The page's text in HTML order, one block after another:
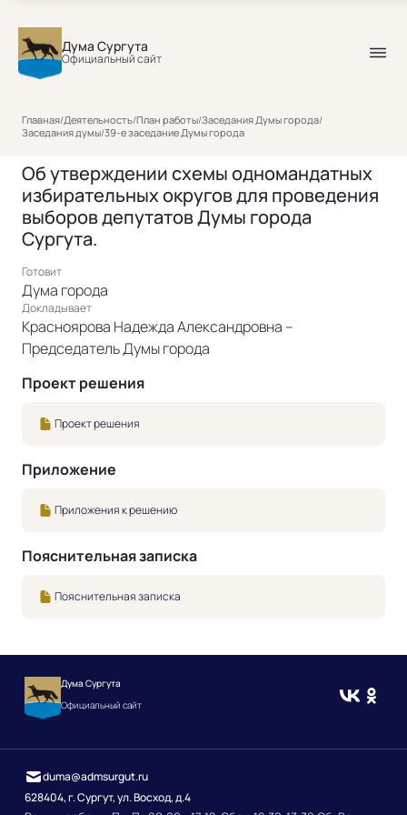
Дума Сургута
Официальный сайт
Главная/Деятельность/План работы/Заседания Думы города/
Заседания думы/39-е заседание Думы города
Об утверждении схемы одномандатных
избирательных округов для проведения
выборов депутатов Думы города
Сургута.
Готовит
Дума города
Докладывает
Красноярова Надежда Александровна –
Председатель Думы города
Проект решения
Проект решения
Приложение
Приложения к решению
Пояснительная записка
Пояснительная записка
Дума Сургута
Официальный сайт
628404, г. Сургут, ул. Восход, д.4
duma@admsurgut.ru